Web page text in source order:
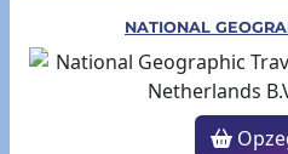
NATIONAL